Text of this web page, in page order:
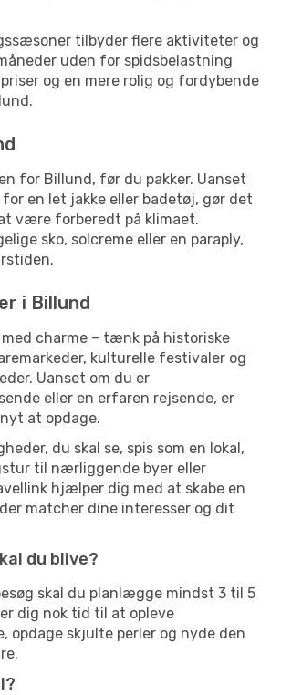
tilbyder flere aktiviteter og
uden for spidsbelastning
og en mere rolig og fordybende
for Billund, før du pakker. Uanset
en let jakke eller badetøj, gør det
være forberedt på klimaet.
sko, solcreme eller en paraply,
i Billund
charme – tænk på historiske
kulturelle festivaler og
Uanset om du er
eller en erfaren rejsende, er
at opdage.
du skal se, spis som en lokal,
til nærliggende byer eller
hjælper dig med at skabe en
matcher dine interesser og dit
du blive?
skal du planlægge mindst 3 til 5
dig nok tid til at opleve
opdage skjulte perler og nyde den